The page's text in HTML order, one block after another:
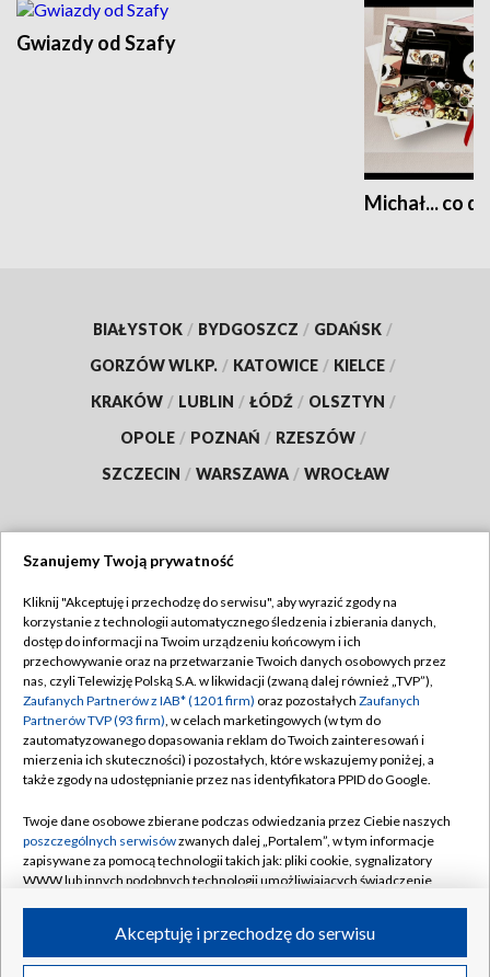
Gwiazdy od Szafy
Michał... co
BIAŁYSTOK / BYDGOSZCZ / GDAŃSK /
GORZÓW WLKP. / KATOWICE / KIELCE /
KRAKÓW / LUBLIN / ŁÓDŹ / OLSZTYN /
OPOLE / POZNAŃ / RZESZÓW /
SZCZECIN / WARSZAWA / WROCŁAW
TVP
Abonament TVP
Emisja w TVP
Centrum informacji TVP
Naziemna Telewizja Cyfrowa
Rada Programowa
System NOS
Informacje o nadawcy
Program dla prasy
Regulamin TVP
Polityka prywatności
Moje zgody
Pomoc
Kontakt
Kanały
©2026 Telewizja Polska S.A. w likwidacji
Szanujemy Twoją prywatność
Kliknij "Akceptuję i przechodzę do serwisu", aby wyrazić zgody na
korzystanie z technologii automatycznego śledzenia i zbierania danych,
dostęp do informacji na Twoim urządzeniu końcowym i ich
przechowywanie oraz na przetwarzanie Twoich danych osobowych przez
nas, czyli Telewizję Polską S.A. w likwidacji (zwaną dalej również „TVP”),
Zaufanych Partnerów z IAB* (1201 firm) oraz pozostałych Zaufanych
Partnerów TVP (93 firm), w celach marketingowych (w tym do
zautomatyzowanego dopasowania reklam do Twoich zainteresowań i
mierzenia ich skuteczności) i pozostałych, które wskazujemy poniżej, a
także zgody na udostępnianie przez nas identyfikatora PPID do Google.
Twoje dane osobowe zbierane podczas odwiedzania przez Ciebie naszych
poszczególnych serwisówzwanych dalej „Portalem”, w tym informacje
zapisywane za pomocą technologii takich jak: pliki cookie, sygnalizatory
WWW lub innych podobnych technologii umożliwiających świadczenie
ruchu w Internecie.Akceptuję i przechodzę do serwisu